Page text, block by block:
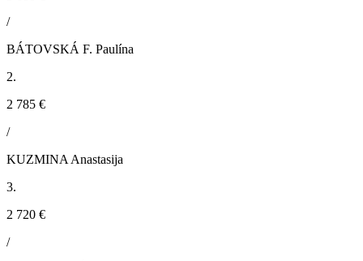
/
BÁTOVSKÁ F. Paulína
2.
2 785 €
/
KUZMINA Anastasija
3.
2 720 €
/